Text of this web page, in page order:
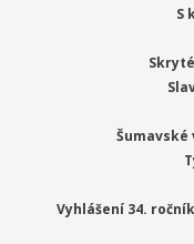
S
Šumavské
Vyhlášení 34.